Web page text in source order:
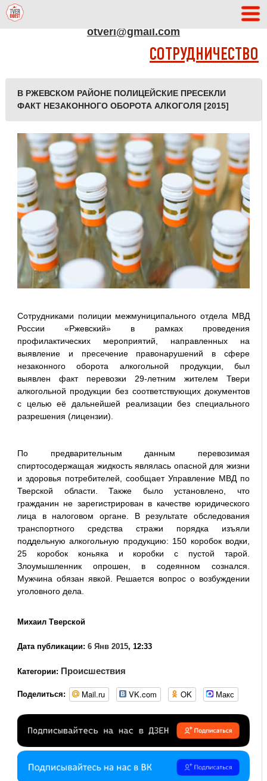
otveri@gmail.com
СОТРУДНИЧЕСТВО
В РЖЕВСКОМ РАЙОНЕ ПОЛИЦЕЙСКИЕ ПРЕСЕКЛИ
ФАКТ НЕЗАКОННОГО ОБОРОТА АЛКОГОЛЯ [2015]
Сотрудниками полиции межмуниципального отдела МВД
России «Ржевский» в рамках проведения
профилактических мероприятий, направленных на
выявление и пресечение правонарушений в сфере
незаконного оборота алкогольной продукции, был
выявлен факт перевозки 29-летним жителем Твери
алкогольной продукции без соответствующих документов
с целью её дальнейшей реализации без специального
разрешения (лицензии).
По предварительным данным перевозимая
спиртосодержащая жидкость являлась опасной для жизни
и здоровья потребителей, сообщает Управление МВД по
Тверской области. Также было установлено, что
гражданин не зарегистрирован в качестве юридического
лица в налоговом органе. В результате обследования
транспортного средства стражи порядка изъяли
поддельную алкогольную продукцию: 150 коробок водки,
25 коробок коньяка и коробки с пустой тарой.
Злоумышленник опрошен, в содеянном сознался.
Мужчина обязан явкой. Решается вопрос о возбуждении
уголовного дела.
Михаил Тверской
Дата публикации: 6 Янв 2015, 12:33
Категории: Происшествия
Поделиться: Mail.ru VK.com OK Макс